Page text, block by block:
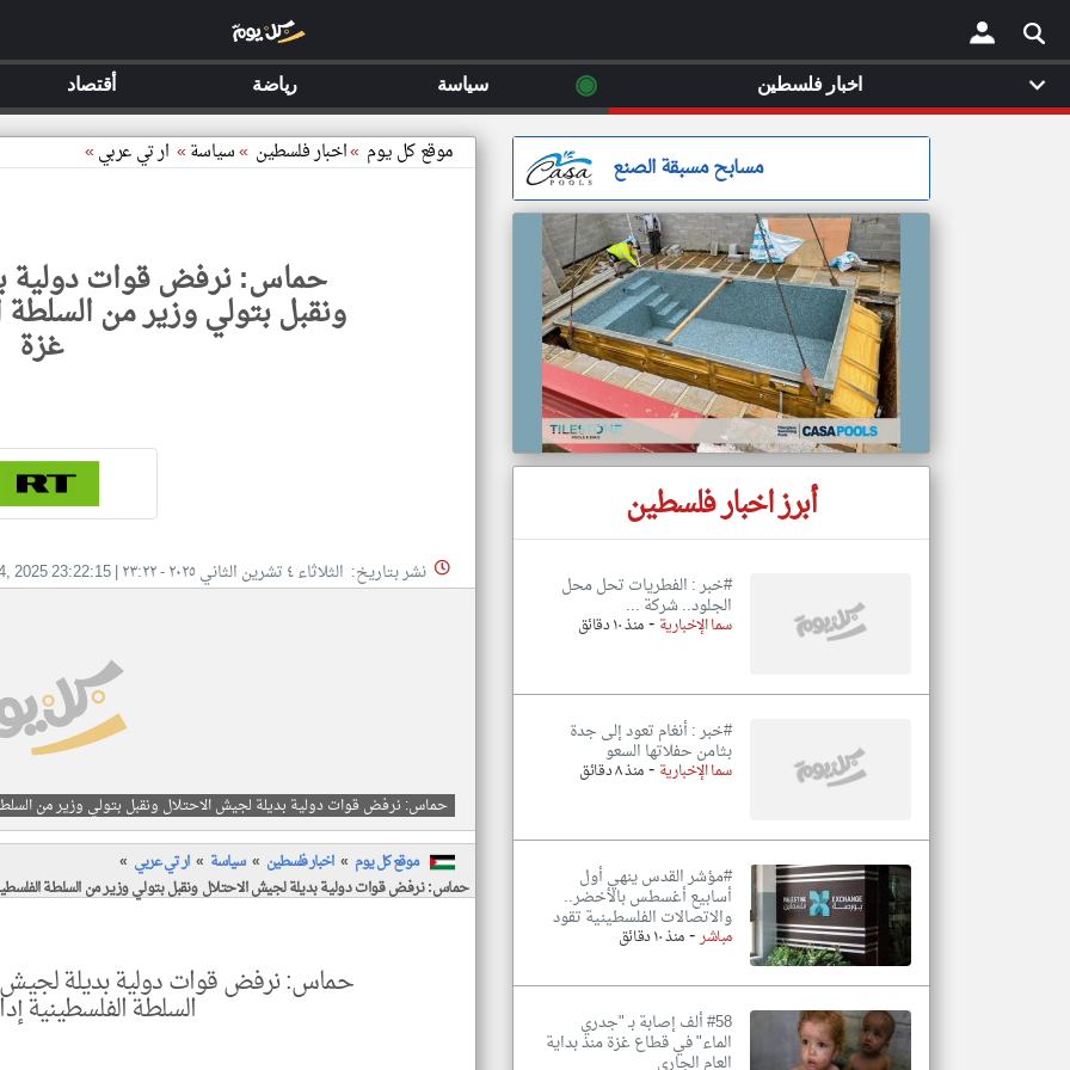
× موقع كل يوم »اخبار فلسطين »سياسة» ار تي عربي»
حماس: نرفض قوات دولية
ونقبل بتولي وزير من السلطة
غزة
نشر بتاريخ: الثلاثاء ٤ تشرين الثاني ٢٠٢٥ - ٢٣:٢٢ |
2025 23:22:15
حماس: نرفض قوات دولية بديلة لجيش الاحتلال ونقبل بتولي وزير من
موقع كل يوم اخبار فلسطين سياسة ار تي عربي
حماس: نرفض قوات دولية بديلة لجيش الاحتلال ونقبل بتولي وزير من السلطة
حماس: نرفض قوات دولية بديلة لجيش
السلطة الفلسطينية
مسابح مسبقة الصنع
أبرز اخبار فلسطين
#خبر : الفطريات تحل محل
الجلود.. شركة ...
سما الإخبارية -منذ ١٠ دقائق
#خبر : أنغام تعود إلى جدة
بثامن حفلاتها السعو
سما الإخبارية-منذ ٨ دقائق
#مؤشر القدس ينهي أول
أسابيع أغسطس بالأخضر..
والاتصالات الفلسطينية تقود
مباشر-منذ ١٠ دقائق
#58 ألف إصابة بـ "جدري
الماء" في قطاع غزة منذ بداية
العام الجاري
اخبار فلسطين ◉ سياسة رياضة أقتصاد